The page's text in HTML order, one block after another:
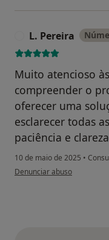
L. Pereira
Muito atencioso
compreender o
oferecer uma
esclarecer todas
paciência e
10 de maio de 2025 •
na opinião do utilizador L.
Denunciar abuso